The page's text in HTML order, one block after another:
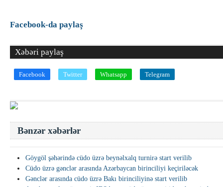
Facebook-da paylaş
Xəbəri paylaş
Facebook Twitter Whatsapp Telegram
Bənzər xəbərlər
Göygöl şəhərində cüdo üzrə beynəlxalq turnirə start verilib
Cüdo üzrə gənclər arasında Azərbaycan birinciliyi keçiriləcək
Gənclər arasında cüdo üzrə Bakı birinciliyinə start verilib